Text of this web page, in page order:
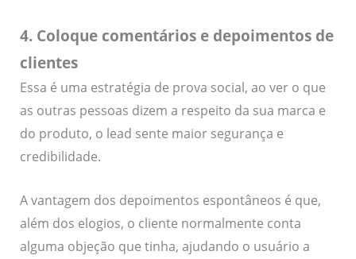
4. Coloque comentários e depoimentos de
clientes
Essa é uma estratégia de prova social, ao ver o que
as outras pessoas dizem a respeito da sua marca e
do produto, o lead sente maior segurança e
credibilidade.
A vantagem dos depoimentos espontâneos é que,
além dos elogios, o cliente normalmente conta
alguma objeção que tinha, ajudando o usuário a